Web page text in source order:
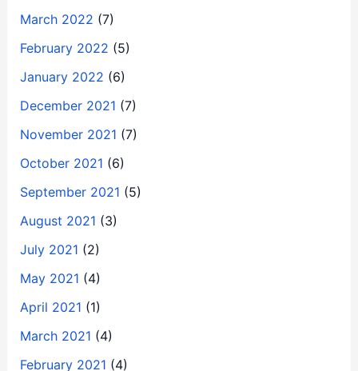
March 2022 (7)
February 2022 (5)
January 2022 (6)
December 2021 (7)
November 2021 (7)
October 2021 (6)
September 2021 (5)
August 2021 (3)
July 2021 (2)
May 2021 (4)
April 2021 (1)
March 2021 (4)
February 2021 (4)